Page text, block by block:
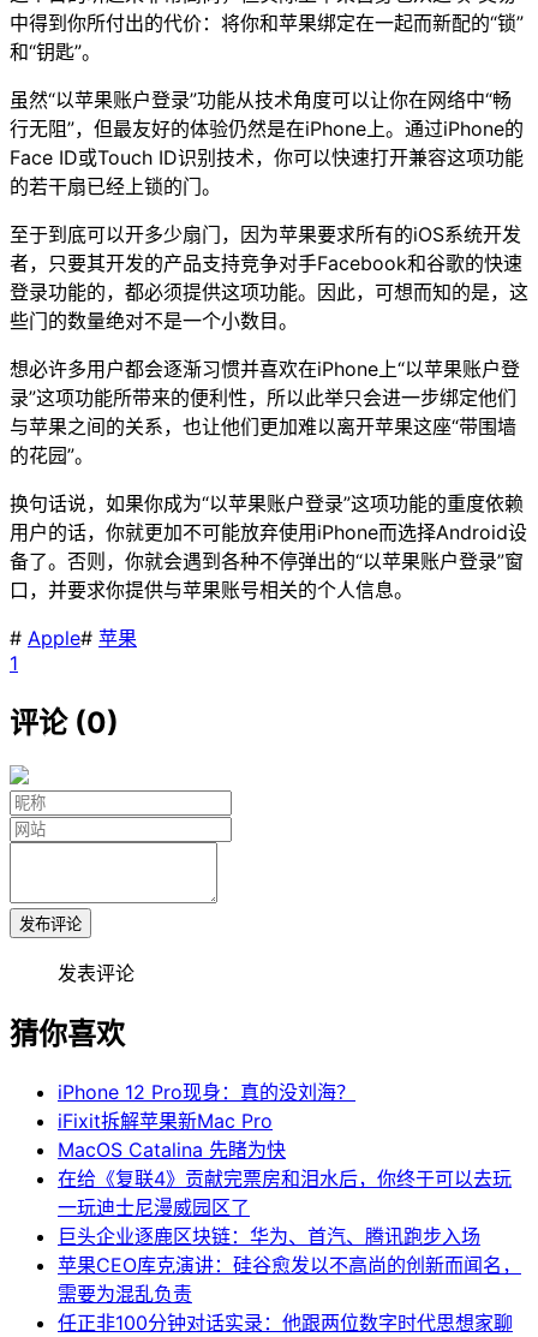
中得到你所付出的代价：将你和苹果绑定在一起而新配的“锁”
和“钥匙”。
虽然“以苹果账户登录”功能从技术角度可以让你在网络中“畅
行无阻”，但最友好的体验仍然是在iPhone上。通过iPhone的
Face ID或Touch ID识别技术，你可以快速打开兼容这项功能
的若干扇已经上锁的门。
至于到底可以开多少扇门，因为苹果要求所有的iOS系统开发
者，只要其开发的产品支持竞争对手Facebook和谷歌的快速
登录功能的，都必须提供这项功能。因此，可想而知的是，这
些门的数量绝对不是一个小数目。
想必许多用户都会逐渐习惯并喜欢在iPhone上“以苹果账户登
录”这项功能所带来的便利性，所以此举只会进一步绑定他们
与苹果之间的关系，也让他们更加难以离开苹果这座“带围墙
的花园”。
换句话说，如果你成为“以苹果账户登录”这项功能的重度依赖
用户的话，你就更加不可能放弃使用iPhone而选择Android设
备了。否则，你就会遇到各种不停弹出的“以苹果账户登录”窗
口，并要求你提供与苹果账号相关的个人信息。
# Apple# 苹果
1
评论 (0)
发布评论
发表评论
猜你喜欢
iPhone 12 Pro现身：真的没刘海？
iFixit拆解苹果新Mac Pro
MacOS Catalina 先睹为快
在给《复联4》贡献完票房和泪水后，你终于可以去玩
一玩迪士尼漫威园区了
巨头企业逐鹿区块链：华为、首汽、腾讯跑步入场
苹果CEO库克演讲：硅谷愈发以不高尚的创新而闻名，
需要为混乱负责
任正非100分钟对话实录：他跟两位数字时代思想家聊